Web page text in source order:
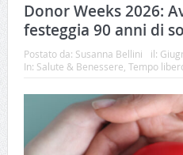
Donor Weeks 2026:
festeggia 90 anni di
Postato da: Susanna Bellini il:
In: Salute & Benessere, Tempo